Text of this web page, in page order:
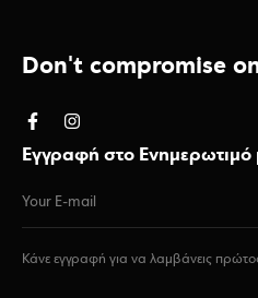
Don't compromise
Εγγραφή στο Ενημερωτιμό
Κάνε εγγραφή για να λαμβάνεις